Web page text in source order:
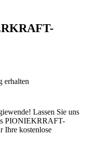
erhalten
Lassen Sie uns
PIONIEKRRAFT-
Ihre kostenlose